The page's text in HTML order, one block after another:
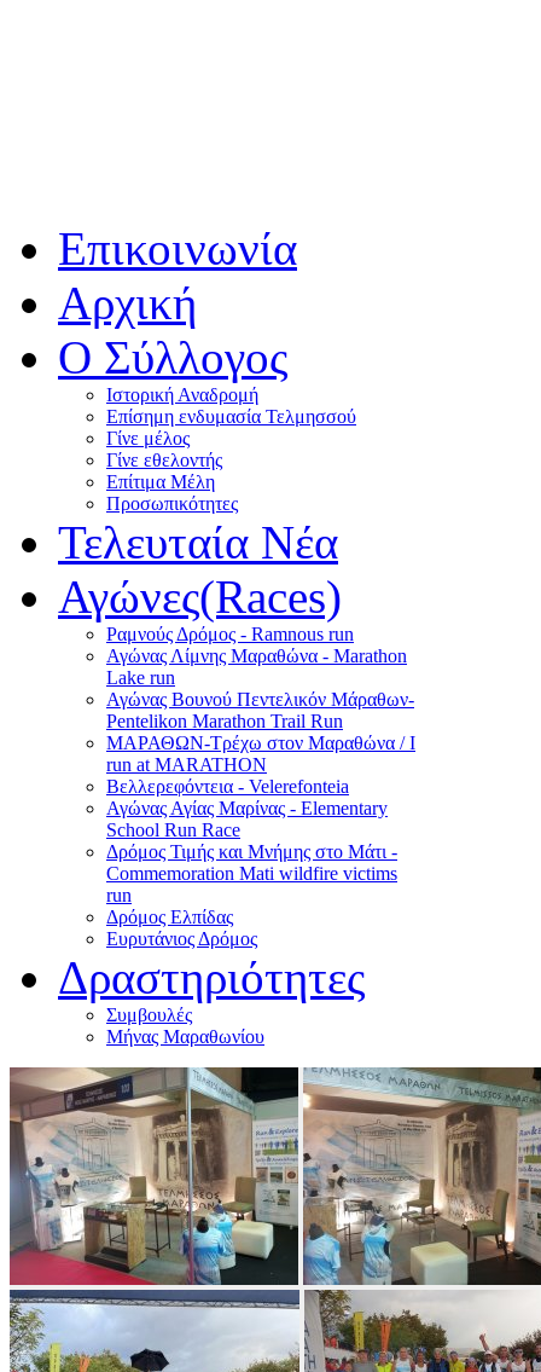
Επικοινωνία
Αρχική
Ο Σύλλογος
Ιστορική Αναδρομή
Επίσημη ενδυμασία Τελμησσού
Γίνε μέλος
Γίνε εθελοντής
Επίτιμα Μέλη
Προσωπικότητες
Τελευταία Νέα
Αγώνες(Races)
Ραμνούς Δρόμος - Ramnous run
Αγώνας Λίμνης Μαραθώνα - Marathon
Lake run
Αγώνας Βουνού Πεντελικόν Μάραθων-
Pentelikon Marathon Trail Run
ΜΑΡΑΘΩΝ-Τρέχω στον Μαραθώνα / I
run at MARATHON
Βελλερεφόντεια - Velerefonteia
Αγώνας Αγίας Μαρίνας - Elementary
School Run Race
Δρόμος Τιμής και Μνήμης στο Μάτι -
Commemoration Mati wildfire victims
run
Δρόμος Ελπίδας
Ευρυτάνιος Δρόμος
Δραστηριότητες
Συμβουλές
Μήνας Μαραθωνίου